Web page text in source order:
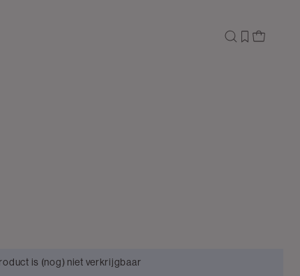
is (nog) niet verkrijgbaar